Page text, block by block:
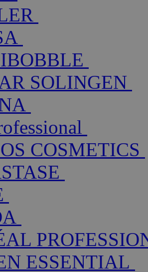
SOLINGEN
COSMETICS
ESSENTIAL